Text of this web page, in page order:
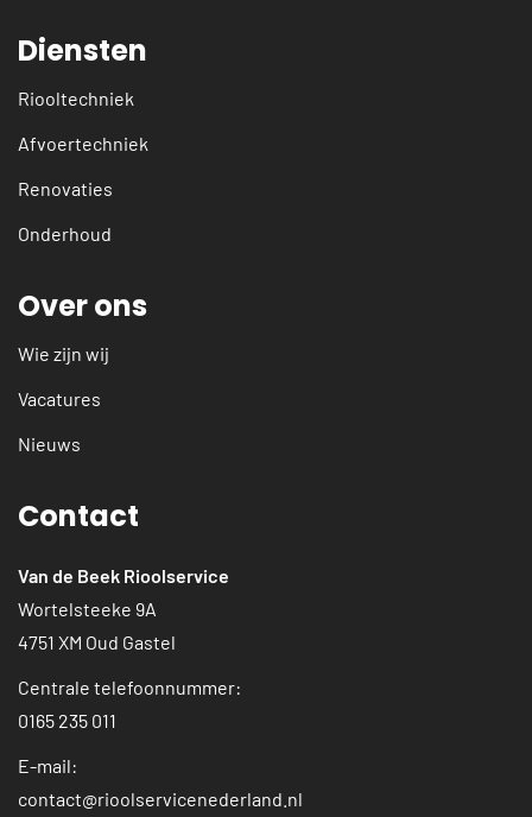
Diensten
Riooltechniek
Afvoertechniek
Renovaties
Onderhoud
Over ons
Wie zijn wij
Vacatures
Nieuws
Contact
Van de Beek Rioolservice
Wortelsteeke 9A
4751 XM Oud Gastel
Centrale telefoonnummer:
0165 235 011
E-mail:
contact@rioolservicenederland.nl